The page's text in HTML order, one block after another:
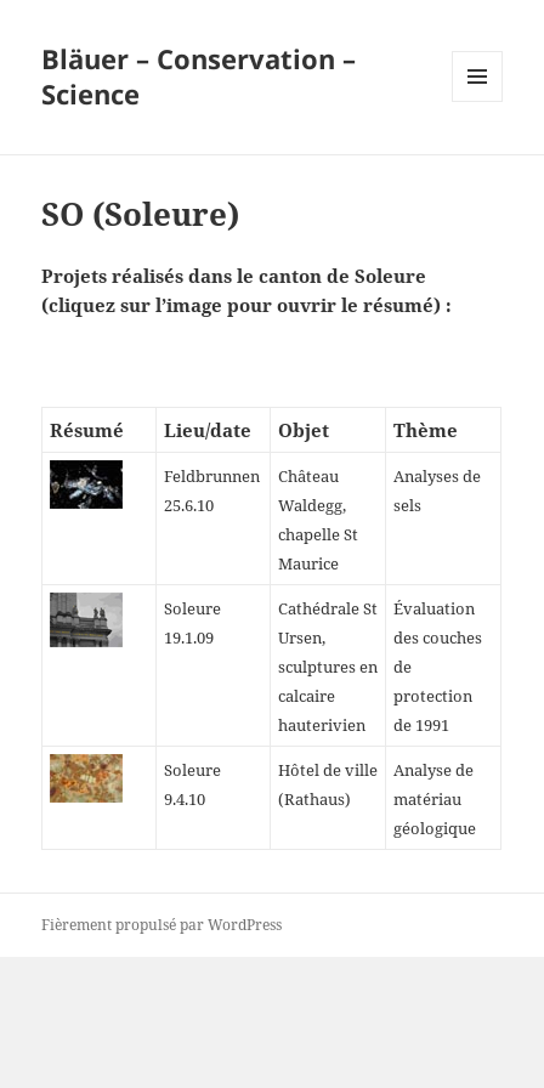
Bläuer – Conservation –
Science
SO (Soleure)
Projets réalisés dans le canton de Soleure
(cliquez sur l’image pour ouvrir le résumé) :
Résumé Lieu/date Objet Thème
Feldbrunnen
25.6.10
Château
Waldegg,
chapelle St
Maurice
Analyses de
sels
Soleure
19.1.09
Cathédrale St
Ursen,
sculptures en
calcaire
hauterivien
Évaluation
des couches
de
protection
de 1991
Soleure
9.4.10
Hôtel de ville
(Rathaus)
Analyse de
matériau
géologique
Fièrement propulsé par WordPress